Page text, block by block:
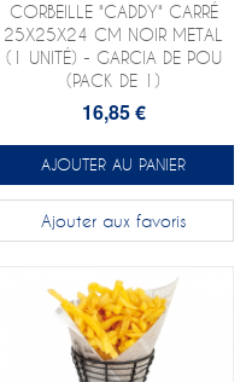
CORBEILLE "CADDY" CARRÉ
25X25X24 CM NOIR METAL
(1 UNITÉ) - GARCIA DE POU
(PACK DE 1)
16,85 €
AJOUTER AU PANIER
Ajouter aux favoris